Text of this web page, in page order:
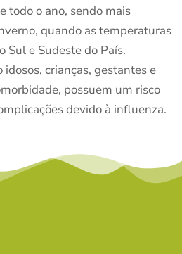
todo o ano, sendo mais
quando as temperaturas
Sul e Sudeste do País.
crianças, gestantes e
possuem um risco
devido à influenza.